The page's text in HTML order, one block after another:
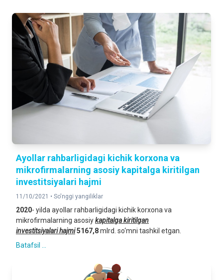
Ayollar rahbarligidagi kichik korxona va
mikrofirmalarning asosiy kapitalga kiritilgan
investitsiyalari hajmi
11/10/2021 • So'nggi yangiliklar
2020- yilda ayollar rahbarligidagi kichik korxona va
mikrofirmalarning asosiykapitalga kiritilgan
investitsiyalarihajmi5167,8mlrd. so‘mni tashkil etgan.
Batafsil ...